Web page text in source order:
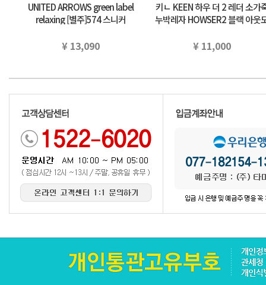
UNITED ARROWS green label
relaxing [별주]574 스니커
구리…
¥ 13,090
키ㄴ KEEN 하우 더 2 레더 소가
누박레자 HOWSER2 블랙 아웃
¥ 11,000